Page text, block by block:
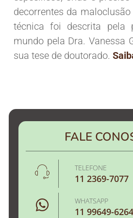
decorrentes da
técnica foi descrita pela
mundo pela Dra. Vanessa
sua tese de doutorado.
FALE
TELEFONE
11 2369-7077
WHATSAPP
11 99649-6264